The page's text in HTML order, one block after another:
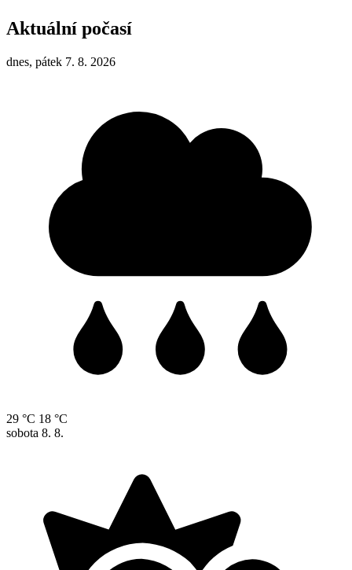
Aktuální počasí
dnes, pátek 7. 8. 2026
29 °C 18 °C
sobota 8. 8.